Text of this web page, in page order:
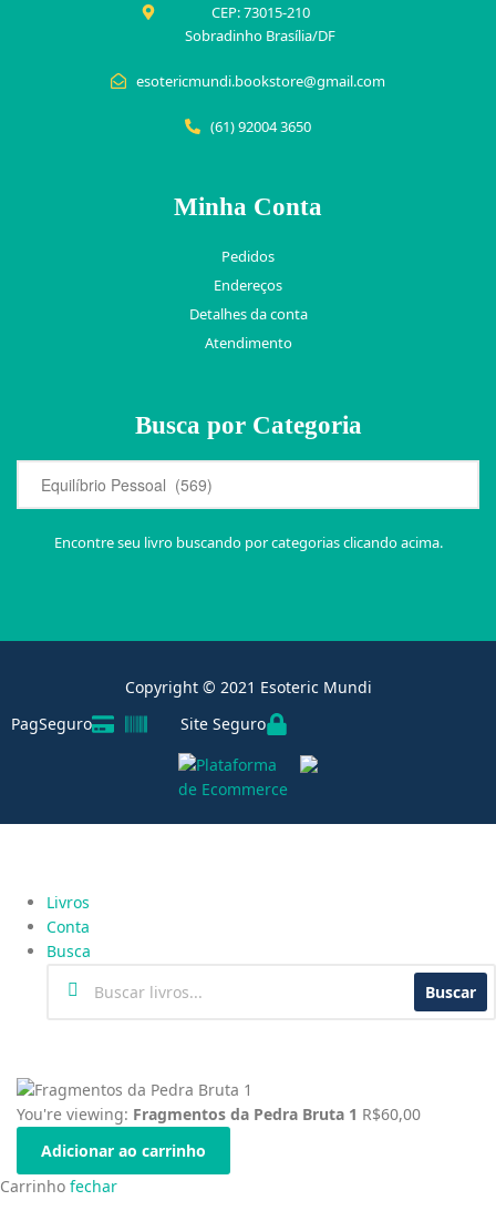
CEP: 73015-210
Sobradinho Brasília/DF
esotericmundi.bookstore@gmail.com
(61) 92004 3650
Minha Conta
Pedidos
Endereços
Detalhes da conta
Atendimento
Busca por Categoria
Encontre seu livro buscando por categorias clicando acima.
Copyright © 2021 Esoteric Mundi
PagSeguro
Site Seguro
Livros
Conta
Busca
Buscar
You're viewing: Fragmentos da Pedra Bruta 1 R$60,00
Adicionar ao carrinho
Carrinho fechar